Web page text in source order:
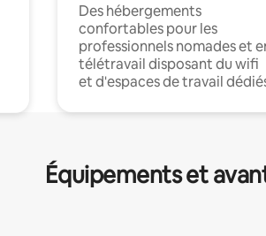
Des hébergements
confortables pour les
professionnels nomades et
télétravail disposant du wifi
et d'espaces de travail
Équipements et